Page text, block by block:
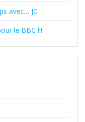
avec… JC
le BBC !!!